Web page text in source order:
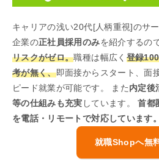
キャリアの浅い20代[人柄重視]のサ
企業の正社員採用のみを紹介するの
リスクがゼロ。職種は幅広く 登録
考が無く、即面接からスタート、面
ピード就業が可能です。 また内定後
等の仕組みも充実 しています。首都
を電話・リモートで対応しています。
就職Shopへ無